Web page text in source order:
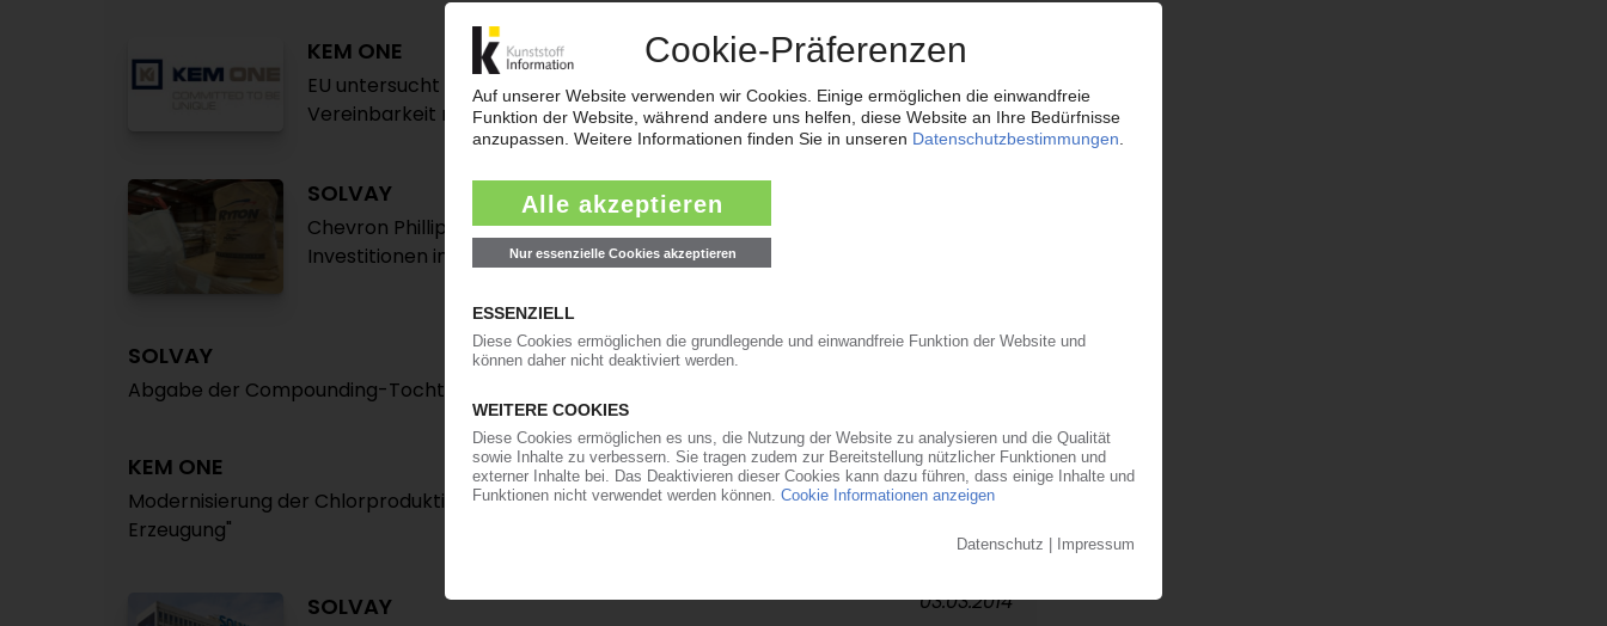
KEM ONE
EU untersucht Staatshilfen für den PVC-Erzeuger / Zweifel an
Vereinbarkeit mit Restrukturierungsplan
09.10.2014
SOLVAY
Chevron Phillips verkauft „Ryton" PPS-Geschäft an die Belgier /
Investitionen in Kapazitätsausbau geplant
SOLVAY
Abgabe der Compounding-Tochter Benvic komplett / Neue PVC-Gruppe entsteht
06.06.2014
KEM ONE
Modernisierung der Chlorproduktion in Lavera beginnt / „Stärkere Position in der PVC-
Erzeugung"
04.04.2014
SOLVAY 03.03.2014